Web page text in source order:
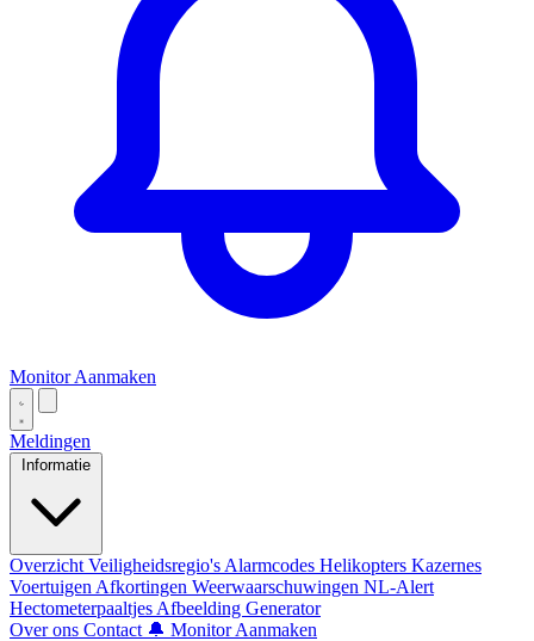
Monitor Aanmaken
Meldingen
Informatie
Overzicht Veiligheidsregio's Alarmcodes Helikopters Kazernes
Voertuigen Afkortingen Weerwaarschuwingen NL-Alert
Hectometerpaaltjes Afbeelding Generator
Over ons Contact 🔔 Monitor Aanmaken